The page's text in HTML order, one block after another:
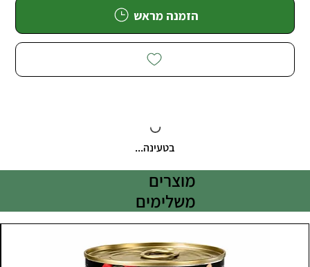
הזמנה מראש
בטעינה...
מוצרים
משלימים